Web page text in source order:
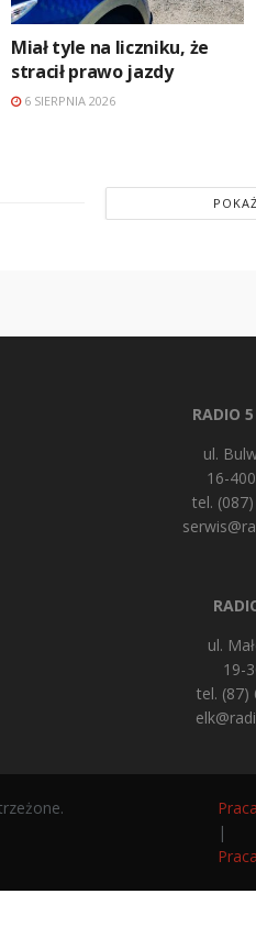
Miał tyle na liczniku, że
stracił prawo jazdy
6 SIERPNIA 2026
RADIO
ul.
16-
tel.
ul.
19-
tel. (87)
|